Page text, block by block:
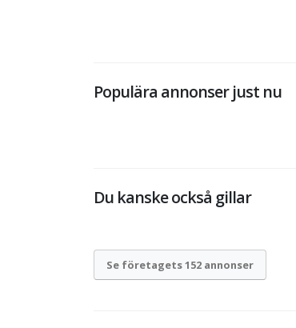
Populära annonser just nu
Du kanske också gillar
Se företagets 152 annonser